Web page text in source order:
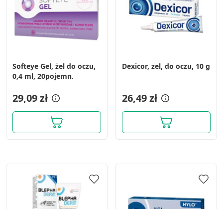
Softeye Gel, żel do oczu,
0,4 ml, 20pojemn.
29,09 zł
Dexicor, zel, do oczu, 10 g
26,49 zł